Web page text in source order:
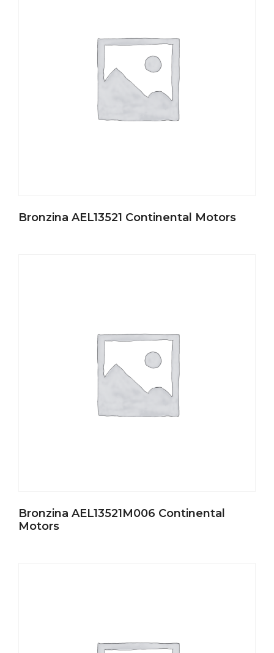
Bronzina AEL13521 Continental Motors
Bronzina AEL13521M006 Continental
Motors